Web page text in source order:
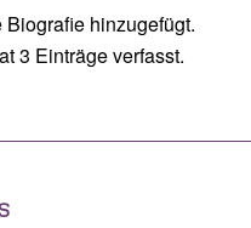
hinzugefügt.
3 Einträge verfasst.